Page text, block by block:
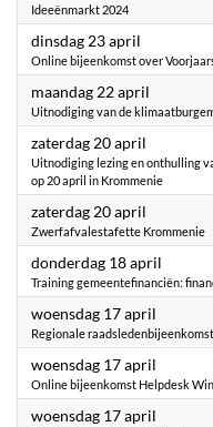
Ideeënmarkt 2024
dinsdag 23 april
Online bijeenkomst over
maandag 22 april
Uitnodiging van de
zaterdag 20 april
Uitnodiging lezing en onthulling
op 20 april in Krommenie
zaterdag 20 april
Zwerfafvalestafette Krommenie
donderdag 18 april
Training gemeentefinanciën:
woensdag 17 april
Regionale raadsledenbijeenkomst
woensdag 17 april
Online bijeenkomst Helpdesk
woensdag 17 april